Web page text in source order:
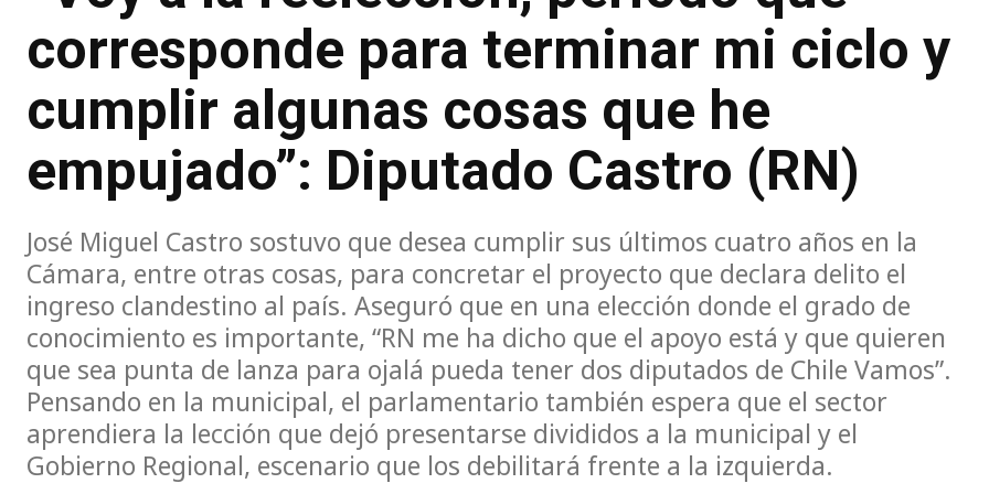
corresponde para terminar mi ciclo y
cumplir algunas cosas que he
empujado”: Diputado Castro (RN)
José Miguel Castro sostuvo que desea cumplir sus últimos cuatro años en la
Cámara, entre otras cosas, para concretar el proyecto que declara delito el
ingreso clandestino al país. Aseguró que en una elección donde el grado de
conocimiento es importante, “RN me ha dicho que el apoyo está y que quieren
que sea punta de lanza para ojalá pueda tener dos diputados de Chile Vamos”.
Pensando en la municipal, el parlamentario también espera que el sector
aprendiera la lección que dejó presentarse divididos a la municipal y el
Gobierno Regional, escenario que los debilitará frente a la izquierda.